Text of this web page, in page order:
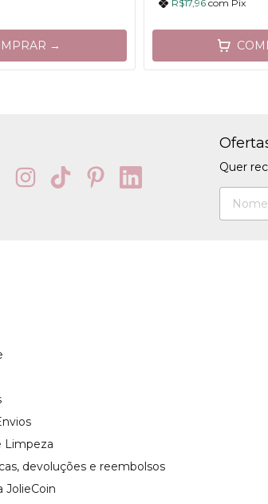
COMPRAR →
R$17,96 com Pix
Quer
Limpeza
devoluções e reembolsos
JolieCoin